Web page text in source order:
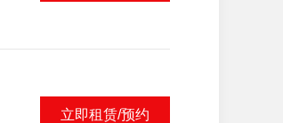
立即租赁/预约